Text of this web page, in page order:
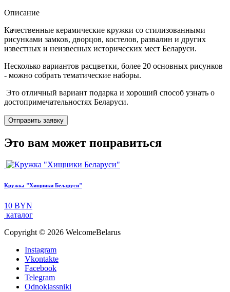
Описание
Качественные керамические кружки со стилизованными
рисунками замков, дворцов, костелов, развалин и других
известных и неизвесных исторических мест Беларуси.
Несколько вариантов расцветки, более 20 основных рисунков
- можно собрать тематические наборы.
Это отличный вариант подарка и хороший способ узнать о
достопримечательностях Беларуси.
Отправить заявку
Это вам может понравиться
Кружка "Хищники Беларуси"
10 BYN
каталог
Copyright © 2026 WelcomeBelarus
Instagram
Vkontakte
Facebook
Telegram
Odnoklassniki